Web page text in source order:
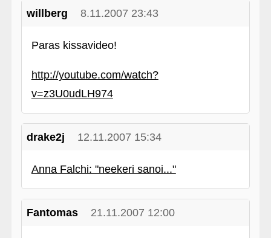
willberg 8.11.2007 23:43
Paras kissavideo!
http://youtube.com/watch?
v=z3U0udLH974
drake2j 12.11.2007 15:34
Anna Falchi: "neekeri sanoi..."
Fantomas 21.11.2007 12:00